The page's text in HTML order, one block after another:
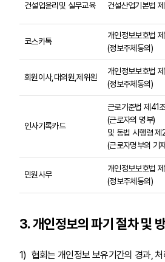
건설업윤리및 실무교육 건설산업기본법
코스카톡
개인정보보호법
(정보주체동의)
회원이사,대의원,제위원
개인정보보호법
(정보주체동의)
인사기록카드
근로기준법 제41
(근로자의 명부)
및 동법 시행령 제
(근로자명부의 기
민원사무
개인정보보호법
(정보주체동의)
3. 개인정보의 파기 절차 및
협회는 개인정보 보유기간의 경과,